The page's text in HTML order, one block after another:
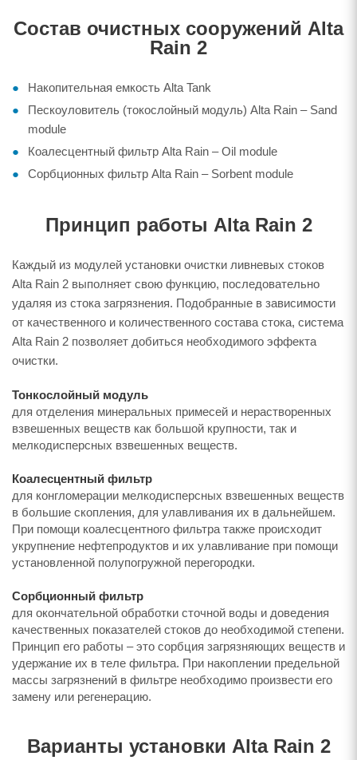
Состав очистных сооружений Alta
Rain 2
Накопительная емкость Alta Tank
Пескоуловитель (токослойный модуль) Alta Rain – Sand
module
Коалесцентный фильтр Alta Rain – Oil module
Сорбционных фильтр Alta Rain – Sorbent module
Принцип работы Alta Rain 2
Каждый из модулей установки очистки ливневых стоков
Alta Rain 2 выполняет свою функцию, последовательно
удаляя из стока загрязнения. Подобранные в зависимости
от качественного и количественного состава стока, система
Alta Rain 2 позволяет добиться необходимого эффекта
очистки.
Тонкослойный модуль
для отделения минеральных примесей и нерастворенных
взвешенных веществ как большой крупности, так и
мелкодисперсных взвешенных веществ.
Коалесцентный фильтр
для конгломерации мелкодисперсных взвешенных веществ
в большие скопления, для улавливания их в дальнейшем.
При помощи коалесцентного фильтра также происходит
укрупнение нефтепродуктов и их улавливание при помощи
установленной полупогружной перегородки.
Сорбционный фильтр
для окончательной обработки сточной воды и доведения
качественных показателей стоков до необходимой степени.
Принцип его работы – это сорбция загрязняющих веществ и
удержание их в теле фильтра. При накоплении предельной
массы загрязнений в фильтре необходимо произвести его
замену или регенерацию.
Варианты установки Alta Rain 2